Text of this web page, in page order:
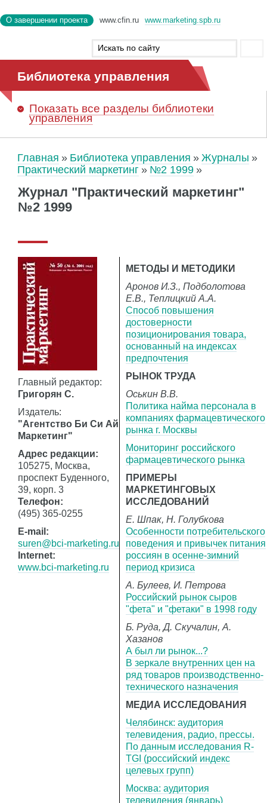
О завершении проекта www.cfin.ru www.marketing.spb.ru
Библиотека управления
Показать все разделы библиотеки
управления
Главная Библиотека управления
Журналы
Практический маркетинг
№2 1999
Журнал "Практический маркетинг"
№2 1999
Главный редактор:
Григорян С.
Издатель:
"Агентство Би Си Ай
Маркетинг"
Адрес редакции:
105275, Москва,
проспект Буденного,
39, корп. 3
Телефон:
(495) 365-0255
E-mail:
suren@bci-marketing.ru
Internet:
www.bci-marketing.ru
МЕТОДЫ И МЕТОДИКИ
Аронов И.З., Подболотова
Е.В., Теплицкий А.А.
Cпособ повышения
достоверности
позиционирования товара,
основанный на индексах
предпочтения
РЫНОК ТРУДА
Оськин В.В.
Политика найма персонала в
компаниях фармацевтического
рынка г. Москвы
Мониторинг российского
фармацевтического рынка
ПРИМЕРЫ
МАРКЕТИНГОВЫХ
ИССЛЕДОВАНИЙ
Е. Шпак, Н. Голубкова
Особенности потребительского
поведения и привычек питания
россиян в осенне-зимний
период кризиса
А. Булеев, И. Петрова
Российский рынок сыров
"фета" и "фетаки" в 1998 году
Б. Руда, Д. Скучалин, А.
Хазанов
А был ли рынок...?
В зеркале внутренних цен на
ряд товаров производственно-
технического назначения
МЕДИА ИССЛЕДОВАНИЯ
Челябинск: аудитория
телевидения, радио, прессы.
По данным исследования R-
TGI (российский индекс
целевых групп)
Москва: аудитория
телевидения (январь)